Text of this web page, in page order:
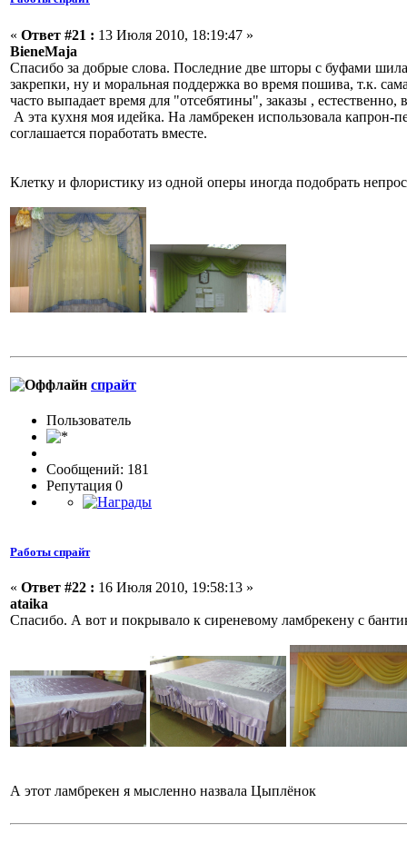
« Ответ #21 : 13 Июля 2010, 18:19:47 »
BieneMaja
Спасибо за добрые слова. Последние две шторы с буфами
закрепки, ну и моральная поддержка во время пошива, т.к.
часто выпадает время для "отсебятины", заказы , естественно,
А эта кухня моя идейка. На ламбрекен использовала капрон-
соглашается поработать вместе.
Клетку и флористику из одной оперы иногда подобрать
спрайт
Пользовaтeль
Сообщений: 181
Репутация 0
Работы спрайт
« Ответ #22 : 16 Июля 2010, 19:58:13 »
ataika
Спасибо. А вот и покрывало к сиреневому ламбрекену с
А этот ламбрекен я мысленно назвала Цыплёнок